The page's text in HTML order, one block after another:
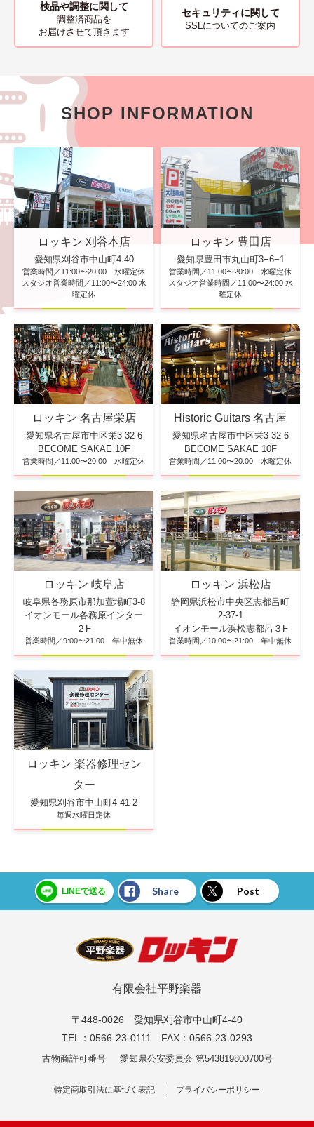
検品や調整に関して
調整済商品を
お届けさせて頂きます
セキュリティに関して
SSLについてのご案内
SHOP INFORMATION
ロッキン 刈谷本店
愛知県刈谷市中山町4-40
営業時間／11:00〜20:00 水曜定休
スタジオ営業時間／11:00〜24:00 水
曜定休
ロッキン 豊田店
愛知県豊田市丸山町3−6−1
営業時間／11:00〜20:00 水曜定休
スタジオ営業時間／11:00〜24:00 水
曜定休
ロッキン 名古屋栄店
愛知県名古屋市中区栄3-32-6
BECOME SAKAE 10F
営業時間／11:00〜20:00 水曜定休
Historic Guitars 名古屋
愛知県名古屋市中区栄3-32-6
BECOME SAKAE 10F
営業時間／11:00〜20:00 水曜定休
ロッキン 岐阜店
岐阜県各務原市那加萱場町3-8
イオンモール各務原インター
２F
営業時間／9:00〜21:00 年中無休
ロッキン 浜松店
静岡県浜松市中央区志都呂町
2-37-1
イオンモール浜松志都呂３F
営業時間／10:00〜21:00 年中無休
ロッキン 楽器修理セン
ター
愛知県刈谷市中山町4-41-2
毎週水曜日定休
LINEで送る Share Post
有限会社平野楽器
〒448-0026 愛知県刈谷市中山町4-40
TEL：0566-23-0111 FAX：0566-23-0293
古物商許可番号 愛知県公安委員会 第543819800700号
特定商取引法に基づく表記 プライバシーポリシー